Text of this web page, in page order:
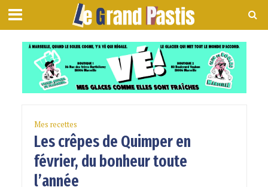
Mes recettes
Les crêpes de Quimper en
février, du bonheur toute
l’année